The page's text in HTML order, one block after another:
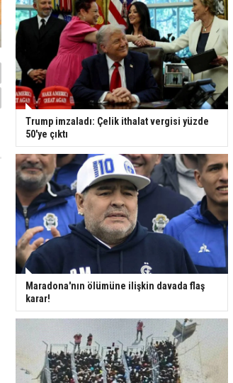
Trump imzaladı: Çelik ithalat vergisi yüzde
50'ye çıktı
Maradona'nın ölümüne ilişkin davada flaş
karar!